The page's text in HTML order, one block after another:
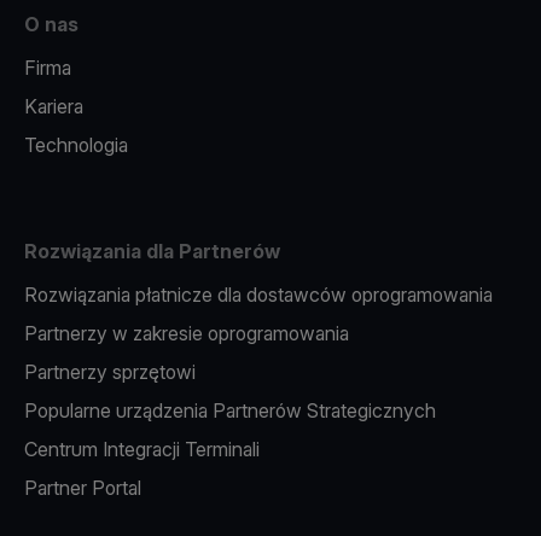
O nas
Firma
Kariera
Technologia
Rozwiązania dla Partnerów
Rozwiązania płatnicze dla dostawców oprogramowania
Partnerzy w zakresie oprogramowania
Partnerzy sprzętowi
Popularne urządzenia Partnerów Strategicznych
Centrum Integracji Terminali
Partner Portal